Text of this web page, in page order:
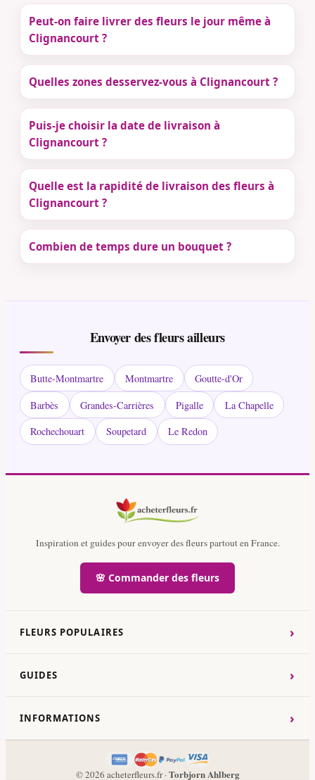
Peut-on faire livrer des fleurs le jour même à
Clignancourt ?
Quelles zones desservez-vous à Clignancourt ?
Puis-je choisir la date de livraison à
Clignancourt ?
Quelle est la rapidité de livraison des fleurs à
Clignancourt ?
Combien de temps dure un bouquet ?
Envoyer des fleurs ailleurs
Butte-Montmartre Montmartre
Goutte-d'Or
Barbès
Grandes-Carrières Pigalle
La Chapelle
Rochechouart
Soupetard Le Redon
Inspiration et guides pour envoyer des fleurs partout en France.
🌸 Commander des fleurs
FLEURS POPULAIRES ›
GUIDES ›
INFORMATIONS ›
© 2026 acheterfleurs.fr ·Torbjorn Ahlberg